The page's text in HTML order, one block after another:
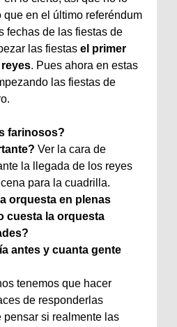
que en el último referéndum
fechas de las fiestas de
las fiestas el primer
. Pues ahora en estas
las fiestas de
farinosos?
Ver la cara de
la llegada de los reyes
para la cuadrilla.
orquesta en plenas
cuesta la orquesta
antes y cuanta gente
tenemos que hacer
de responderlas
pensar si realmente las